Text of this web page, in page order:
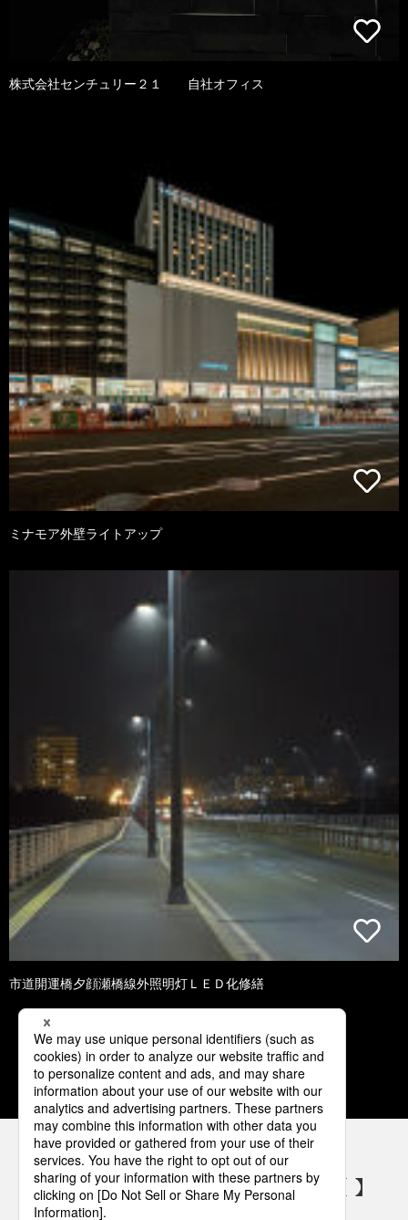
株式会社センチュリー２１ 自社オフィス
ミナモア外壁ライトアップ
市道開運橋夕顔瀬橋線外照明灯ＬＥＤ化修繕
1 2 3 4 5
パナソニックの電気設備 SNSアカウント